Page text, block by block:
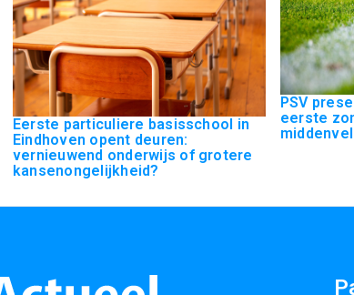
Eerste particuliere basisschool in
Eindhoven opent deuren:
vernieuwend onderwijs of grotere
kansenongelijkheid?
PSV
eerste